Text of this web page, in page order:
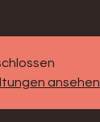
ansehen